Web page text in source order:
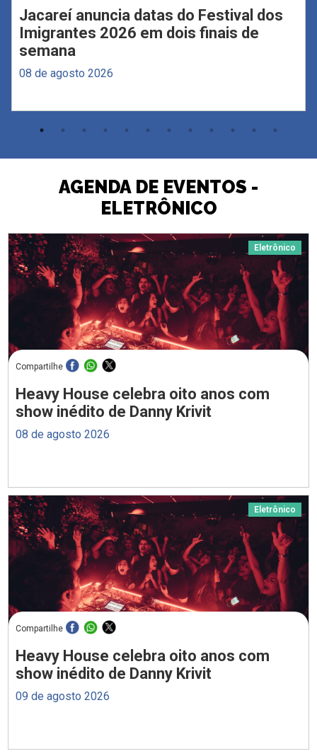
Jacareí anuncia datas do Festival dos
Imigrantes 2026 em dois finais de
semana
08 de agosto 2026
AGENDA DE EVENTOS -
ELETRÔNICO
Eletrônico
Compartilhe
Heavy House celebra oito anos com
show inédito de Danny Krivit
08 de agosto 2026
Eletrônico
Compartilhe
Heavy House celebra oito anos com
show inédito de Danny Krivit
09 de agosto 2026